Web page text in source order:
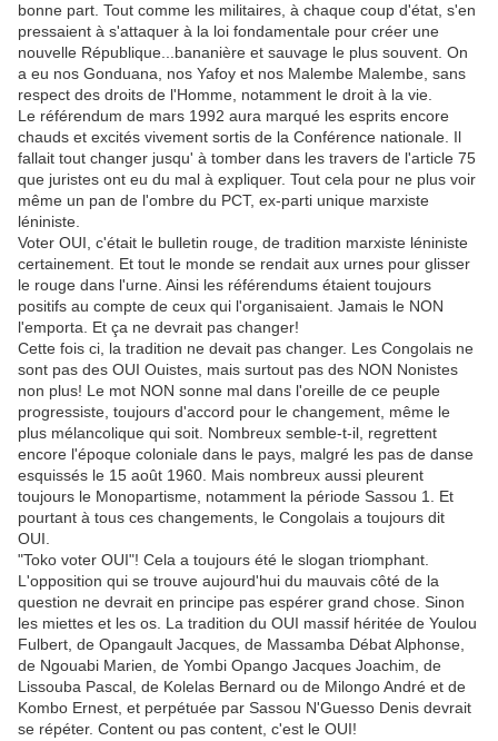
bonne part. Tout comme les militaires, à chaque coup d'état, s'en
pressaient à s'attaquer à la loi fondamentale pour créer une
nouvelle République...bananière et sauvage le plus souvent. On
a eu nos Gonduana, nos Yafoy et nos Malembe Malembe, sans
respect des droits de l'Homme, notamment le droit à la vie.
Le référendum de mars 1992 aura marqué les esprits encore
chauds et excités vivement sortis de la Conférence nationale. Il
fallait tout changer jusqu' à tomber dans les travers de l'article 75
que juristes ont eu du mal à expliquer. Tout cela pour ne plus voir
même un pan de l'ombre du PCT, ex-parti unique marxiste
léniniste.
Voter OUI, c'était le bulletin rouge, de tradition marxiste léniniste
certainement. Et tout le monde se rendait aux urnes pour glisser
le rouge dans l'urne. Ainsi les référendums étaient toujours
positifs au compte de ceux qui l'organisaient. Jamais le NON
l'emporta. Et ça ne devrait pas changer!
Cette fois ci, la tradition ne devait pas changer. Les Congolais ne
sont pas des OUI Ouistes, mais surtout pas des NON Nonistes
non plus! Le mot NON sonne mal dans l'oreille de ce peuple
progressiste, toujours d'accord pour le changement, même le
plus mélancolique qui soit. Nombreux semble-t-il, regrettent
encore l'époque coloniale dans le pays, malgré les pas de danse
esquissés le 15 août 1960. Mais nombreux aussi pleurent
toujours le Monopartisme, notamment la période Sassou 1. Et
pourtant à tous ces changements, le Congolais a toujours dit
OUI.
"Toko voter OUI"! Cela a toujours été le slogan triomphant.
L'opposition qui se trouve aujourd'hui du mauvais côté de la
question ne devrait en principe pas espérer grand chose. Sinon
les miettes et les os. La tradition du OUI massif héritée de Youlou
Fulbert, de Opangault Jacques, de Massamba Débat Alphonse,
de Ngouabi Marien, de Yombi Opango Jacques Joachim, de
Lissouba Pascal, de Kolelas Bernard ou de Milongo André et de
Kombo Ernest, et perpétuée par Sassou N'Guesso Denis devrait
se répéter. Content ou pas content, c'est le OUI!